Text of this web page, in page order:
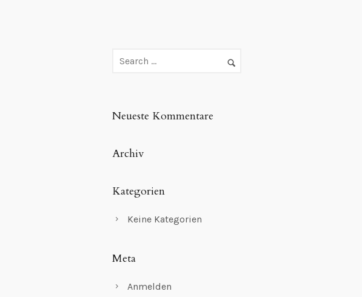
Neueste Kommentare
Archiv
Kategorien
Keine Kategorien
Meta
Anmelden